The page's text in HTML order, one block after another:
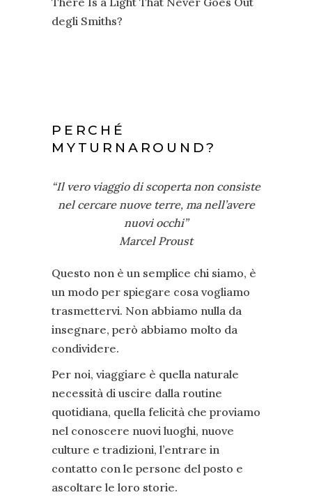
degli Smiths?
PERCHÉ
MYTURNAROUND?
“Il vero viaggio di scoperta non consiste
nel cercare nuove terre, ma nell’avere
nuovi occhi”
Marcel Proust
Questo non è un semplice chi siamo, è
un modo per spiegare cosa vogliamo
trasmettervi. Non abbiamo nulla da
insegnare, però abbiamo molto da
condividere.
Per noi, viaggiare è quella naturale
necessità di uscire dalla routine
quotidiana, quella felicità che proviamo
nel conoscere nuovi luoghi, nuove
culture e tradizioni, l’entrare in
contatto con le persone del posto e
ascoltare le loro storie.